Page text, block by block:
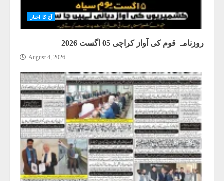
آج کا اخبار
روزنامہ قوم کی آواز کراچی 05 اگست 2026
August 4, 2026